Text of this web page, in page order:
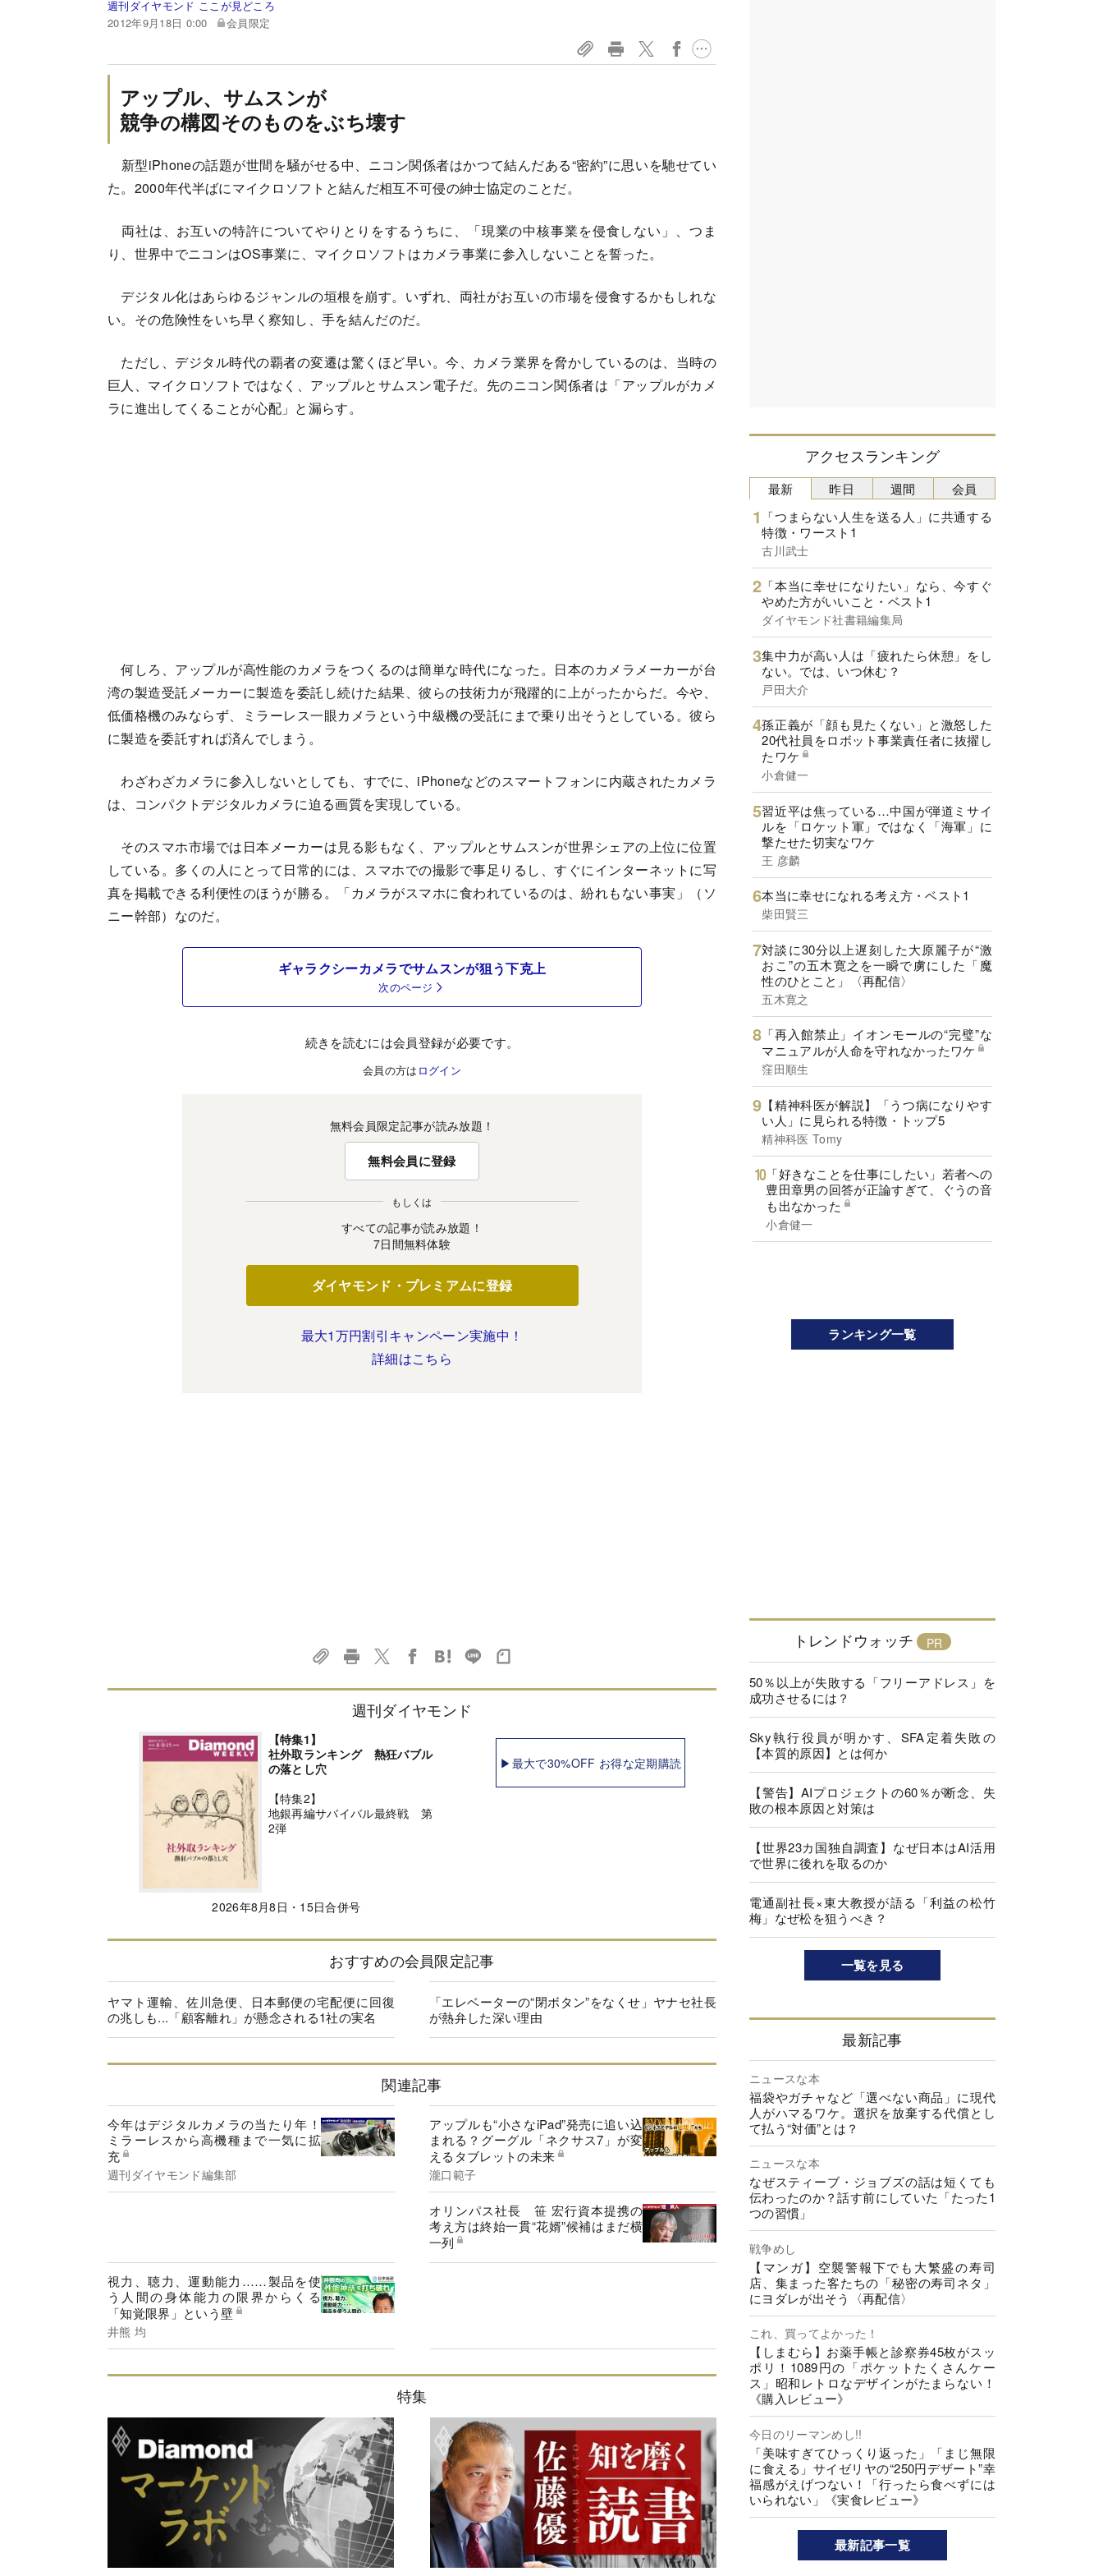
週刊ダイヤモンド ここが見どころ
2012年9月18日 0:00
会員限定
アップル、サムスンが
競争の構図そのものをぶち壊す
新型iPhoneの話題が世間を騒がせる中、ニコン関係者はかつて結んだある“密約”に思いを馳せてい
た。2000年代半ばにマイクロソフトと結んだ相互不可侵の紳士協定のことだ。
両社は、お互いの特許についてやりとりをするうちに、「現業の中核事業を侵食しない」、つま
り、世界中でニコンはOS事業に、マイクロソフトはカメラ事業に参入しないことを誓った。
デジタル化はあらゆるジャンルの垣根を崩す。いずれ、両社がお互いの市場を侵食するかもしれな
い。その危険性をいち早く察知し、手を結んだのだ。
ただし、デジタル時代の覇者の変遷は驚くほど早い。今、カメラ業界を脅かしているのは、当時の
巨人、マイクロソフトではなく、アップルとサムスン電子だ。先のニコン関係者は「アップルがカメ
ラに進出してくることが心配」と漏らす。
何しろ、アップルが高性能のカメラをつくるのは簡単な時代になった。日本のカメラメーカーが台
湾の製造受託メーカーに製造を委託し続けた結果、彼らの技術力が飛躍的に上がったからだ。今や、
低価格機のみならず、ミラーレス一眼カメラという中級機の受託にまで乗り出そうとしている。彼ら
に製造を委託すれば済んでしまう。
わざわざカメラに参入しないとしても、すでに、iPhoneなどのスマートフォンに内蔵されたカメラ
は、コンパクトデジタルカメラに迫る画質を実現している。
そのスマホ市場では日本メーカーは見る影もなく、アップルとサムスンが世界シェアの上位に位置
している。多くの人にとって日常的には、スマホでの撮影で事足りるし、すぐにインターネットに写
真を掲載できる利便性のほうが勝る。「カメラがスマホに食われているのは、紛れもない事実」（ソ
ニー幹部）なのだ。
ギャラクシーカメラでサムスンが狙う下克上
次のページ
続きを読むには会員登録が必要です。
会員の方は ログイン
無料会員限定記事が読み放題！
無料会員に登録
もしくは
すべての記事が読み放題！
7日間無料体験
ダイヤモンド・プレミアムに登録
最大1万円割引キャンペーン実施中！
詳細はこちら
週刊ダイヤモンド
【特集1】
社外取ランキング 熱狂バブル
の落とし穴
【特集2】
地銀再編サバイバル最終戦 第
2弾
2026年8月8日・15日合併号
▶最大で30%OFF お得な定期購読
おすすめの会員限定記事
ヤマト運輸、佐川急便、日本郵便の宅配便に回復
の兆しも...「顧客離れ」が懸念される1社の実名
「エレベーターの“閉ボタン”をなくせ」ヤナセ社長
が熱弁した深い理由
関連記事
今年はデジタルカメラの当たり年！
ミラーレスから高機種まで一気に拡
充
週刊ダイヤモンド編集部
アップルも“小さなiPad”発売に追い込
まれる？グーグル「ネクサス7」が変
えるタブレットの未来
瀧口範子
オリンパス社長 笹 宏行資本提携の
考え方は終始一貫“花婿”候補はまだ横
一列
視力、聴力、運動能力……製品を使
う人間の身体能力の限界からくる
「知覚限界」という壁
井熊 均
特集
アクセスランキング
最新
「つまらない人生を送る人」に共通する
特徴・ワースト1
古川武士
「本当に幸せになりたい」なら、今すぐ
やめた方がいいこと・ベスト1
ダイヤモンド社書籍編集局
集中力が高い人は「疲れたら休憩」をし
ない。では、いつ休む？
戸田大介
孫正義が「顔も見たくない」と激怒した
20代社員をロボット事業責任者に抜擢し
たワケ
小倉健一
習近平は焦っている…中国が弾道ミサイ
ルを「ロケット軍」ではなく「海軍」に
撃たせた切実なワケ
王 彦麟
本当に幸せになれる考え方・ベスト1
柴田賢三
対談に30分以上遅刻した大原麗子が“激
おこ”の五木寛之を一瞬で虜にした「魔
性のひとこと」〈再配信〉
五木寛之
「再入館禁止」イオンモールの“完璧”な
マニュアルが人命を守れなかったワケ
窪田順生
【精神科医が解説】「うつ病になりやす
い人」に見られる特徴・トップ5
精神科医 Tomy
「好きなことを仕事にしたい」若者への
豊田章男の回答が正論すぎて、ぐうの音
も出なかった
小倉健一
昨日 週間 会員
ランキング一覧
トレンドウォッチ
50％以上が失敗する「フリーアドレス」を
成功させるには？
Sky執行役員が明かす、SFA定着失敗の
【本質的原因】とは何か
【警告】AIプロジェクトの60％が断念、失
敗の根本原因と対策は
【世界23カ国独自調査】なぜ日本はAI活用
で世界に後れを取るのか
電通副社長×東大教授が語る「利益の松竹
梅」なぜ松を狙うべき？
一覧を見る
最新記事
ニュースな本
福袋やガチャなど「選べない商品」に現代
人がハマるワケ。選択を放棄する代償とし
て払う“対価”とは？
ニュースな本
なぜスティーブ・ジョブズの話は短くても
伝わったのか？話す前にしていた「たった1
つの習慣」
戦争めし
【マンガ】空襲警報下でも大繁盛の寿司
店、集まった客たちの「秘密の寿司ネタ」
にヨダレが出そう〈再配信〉
これ、買ってよかった！
【しまむら】お薬手帳と診察券45枚がスッ
ポリ！1089円の「ポケットたくさんケー
ス」昭和レトロなデザインがたまらない！
《購入レビュー》
今日のリーマンめし!!
「美味すぎてひっくり返った」「まじ無限
に食える」サイゼリヤの“250円デザート”幸
福感がえげつない！「行ったら食べずには
いられない」《実食レビュー》
最新記事一覧